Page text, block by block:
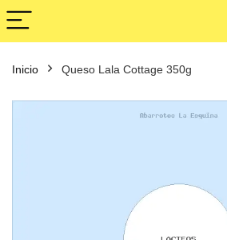
Inicio Queso Lala Cottage 350g